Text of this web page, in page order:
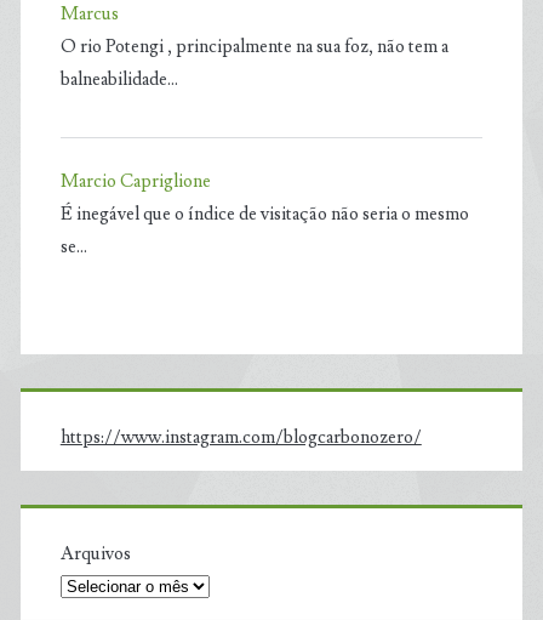
Marcus
O rio Potengi , principalmente na sua foz, não tem a
balneabilidade…
Marcio Capriglione
É inegável que o índice de visitação não seria o mesmo
se…
https://www.instagram.com/blogcarbonozero/
Arquivos